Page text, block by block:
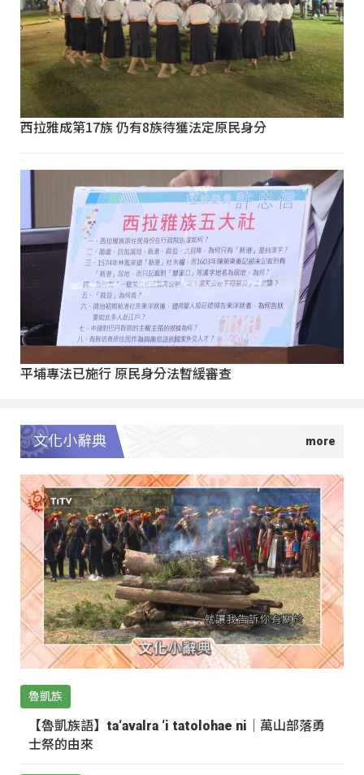
西拉雅成第17族 仍有8族待獲法定原民身分
平埔專法已施行 原民身分法暫緩審查
文化小辭典
魯凱族
【魯凱族語】ta‘avalra ‘i tatolohae ni｜萬山部落勇
士祭的由來